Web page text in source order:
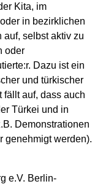
Kita, im
in bezirklichen
auf, selbst aktiv zu
oder
Dazu ist ein
und türkischer
fällt auf, dass auch
Türkei und in
Demonstrationen
genehmigt werden).
e.V. Berlin-